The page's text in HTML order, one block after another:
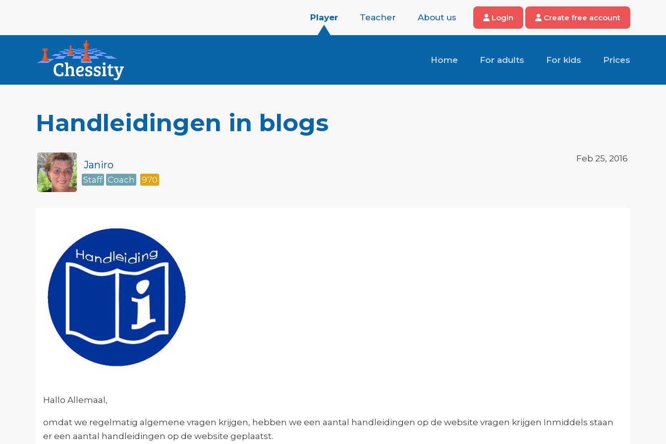
Player Teacher About us Login Create free account
Home For adults For kids Prices
Handleidingen in blogs
Feb 25, 2016
Janiro
Staff Coach 970
Hallo Allemaal,
omdat we regelmatig algemene vragen krijgen, hebben we een aantal handleidingen op de website vragen krijgen Inmiddels staan
er een aantal handleidingen op de website geplaatst.